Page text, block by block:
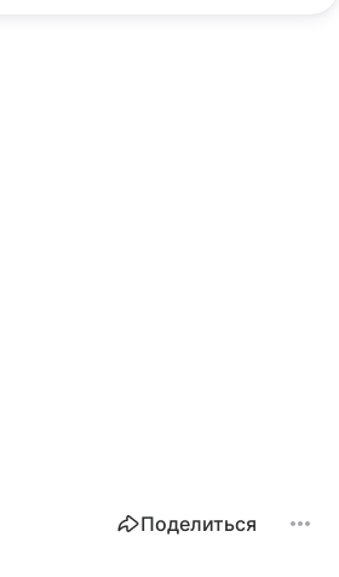
Поделиться